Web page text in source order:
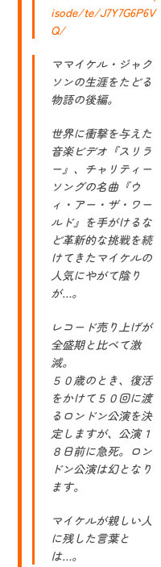
isode/te/J7Y7G6P6V
Q/
ママイケル・ジャク
ソンの生涯をたどる
物語の後編。
世界に衝撃を与えた
音楽ビデオ『スリラ
ー』、チャリティー
ソングの名曲『ウ
ィ・アー・ザ・ワー
ルド』を手がけるな
ど革新的な挑戦を続
けてきたマイケルの
人気にやがて陰り
が…。
レコード売り上げが
全盛期と比べて激
減。
５０歳のとき、復活
をかけて５０回に渡
るロンドン公演を決
定しますが、公演１
８日前に急死。ロン
ドン公演は幻となり
ます。
マイケルが親しい人
に残した言葉と
は…。